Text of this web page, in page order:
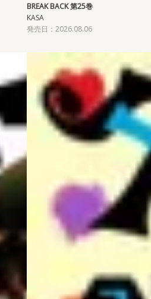
BREAK BACK 第25巻
KASA
発売日：2026.08.06